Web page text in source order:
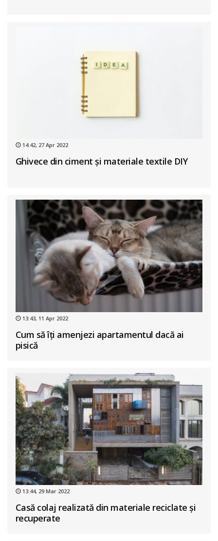
14:42, 27 Apr 2022
Ghivece din ciment și materiale textile DIY
13:43, 11 Apr 2022
Cum să îți amenjezi apartamentul dacă ai
pisică
13:44, 29 Mar 2022
Casă colaj realizată din materiale reciclate și
recuperate